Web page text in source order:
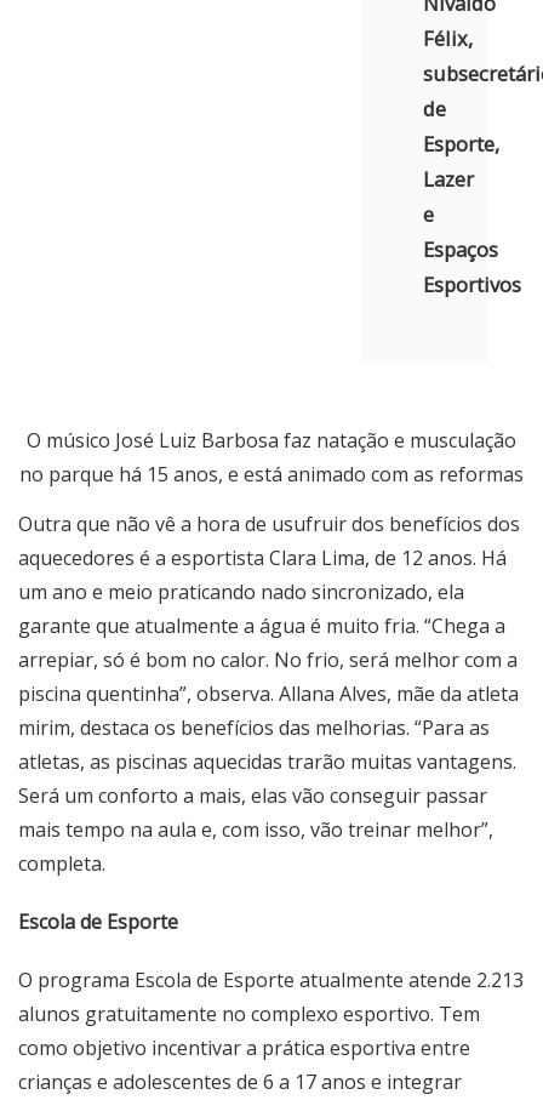
Félix,
de
Esporte,
Lazer
e
Espaços
Esportivos
O músico José Luiz Barbosa faz natação e musculação
no parque há 15 anos, e está animado com as reformas
Outra que não vê a hora de usufruir dos benefícios dos
aquecedores é a esportista Clara Lima, de 12 anos. Há
um ano e meio praticando nado sincronizado, ela
garante que atualmente a água é muito fria. “Chega a
arrepiar, só é bom no calor. No frio, será melhor com a
piscina quentinha”, observa. Allana Alves, mãe da atleta
mirim, destaca os benefícios das melhorias. “Para as
atletas, as piscinas aquecidas trarão muitas vantagens.
Será um conforto a mais, elas vão conseguir passar
mais tempo na aula e, com isso, vão treinar melhor”,
completa.
Escola de Esporte
O programa Escola de Esporte atualmente atende 2.213
alunos gratuitamente no complexo esportivo. Tem
como objetivo incentivar a prática esportiva entre
crianças e adolescentes de 6 a 17 anos e integrar